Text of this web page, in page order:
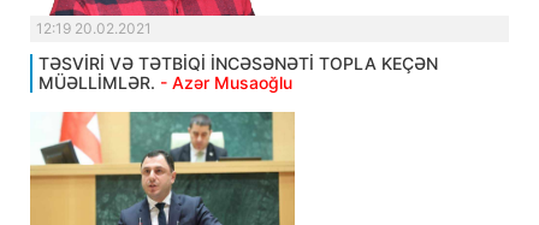
12:19 20.02.2021
TƏSVİRİ VƏ TƏTBİQİ İNCƏSƏNƏTİ TOPLA KEÇƏN
MÜƏLLİMLƏR. - Azər Musaoğlu